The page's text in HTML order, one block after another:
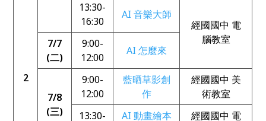
2
13:30-
16:30
AI 音樂大師
經國國中 電
腦教室
7/7
(二)
9:00-
12:00
AI 怎麼來
7/8
(三)
9:00-
12:00
藍晒草影創
作
經國國中 美
術教室
13:30-
AI 動畫繪本
經國國中 電